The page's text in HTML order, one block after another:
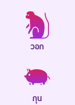
วอก
กุน